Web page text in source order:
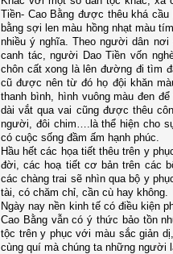
Tiền- Cao Bằng được thêu khá
bằng sợi len màu hồng nhạt màu
nhiều ý nghĩa. Theo người dân
canh tác, người Dao Tiền vốn
chôn cất xong là lên đường đi tìm
cũ được nên từ đó họ đội khăn
thanh bình, hình vuông màu đen
dài vắt qua vai cũng được thêu
người, đôi chim….là thể hiện cho
có cuộc sống đầm ấm hạnh phúc.
Hầu hết các họa tiết thêu trên y
đời, các hoạ tiết cơ bản trên các
các chàng trai sẽ nhìn qua bộ y
tài, có chăm chỉ, cần cù hay không.
Ngày nay nền kinh tế có điều kiện
Cao Bằng vẫn có ý thức bảo tồn
tộc trên y phục với màu sắc giản
cùng quí mà chúng ta những người